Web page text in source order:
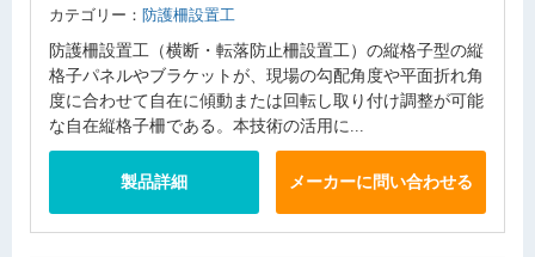
カテゴリー： 防護柵設置工
防護柵設置工（横断・転落防止柵設置工）の縦格子型の縦
格子パネルやブラケットが、現場の勾配角度や平面折れ角
度に合わせて自在に傾動または回転し取り付け調整が可能
な自在縦格子柵である。本技術の活用に...
製品詳細 メーカーに問い合わせる